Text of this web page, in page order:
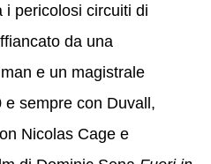
i pericolosi circuiti di
da una
e un magistrale
sempre con Duvall,
Nicolas Cage e